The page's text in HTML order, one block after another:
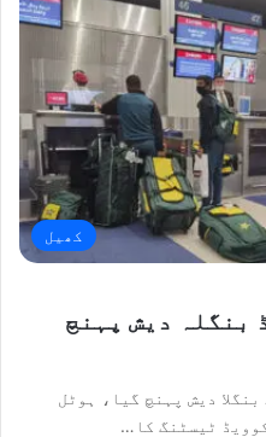
کھیل
بنگلہ دیش پہنچ
دیش پہنچ گیا، ہوٹل
ٹیسٹنگ کا…